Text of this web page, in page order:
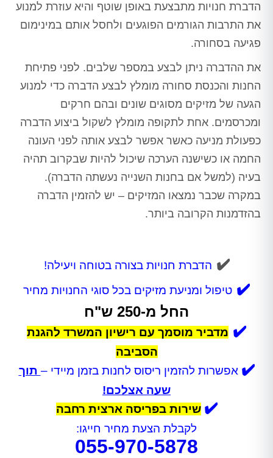
הדברת חנויות מתבצעת באופן שוטף והיא עוזרת למנוע
את התרבות הגורמים הפוגעים ולחסל אותם במינימום
פגיעה בסחורה.
את ההדברה ניתן לבצע במספר שלבים. לפני פתיחת
החנות והכנסת סחורה מומלץ לבצע הדברה כדי למנוע
הגעה של מזיקים מסוגים שונים ובהם חרקים
ומכרסמים. אחת לתקופה מומלץ לשקול ביצוע הדברה
כפעולת מניעה כאשר אפשר לבצע אותה לפני העונה
החמה או כשישנה הערכה שיכול להיות שבקרוב תהיה
בעיה (למשל אם בחנות השנייה נעשתה הדברה).
במקרה שכבר נמצאו המזיקים – יש להזמין הדברה
בהזדמנות הקרובה ביותר.
✔️ הדברת חנויות בצורה בטוחה ויעילה!
✔️ טיפול ומניעת מזיקים בכל סוגי החנויות מחיר
החל מ-250 ש"ח
✔️ מדביר מוסמך עם רישיון המשרד להגנת
הסביבה
✔️ אפשרות להזמין ריסוס לחנות בזמן מיידי – תוך
שעה אצלכם!
✔️ שירות בפריסה ארצית רחבה
לקבלת הצעת מחיר חייגו:
055-970-5878